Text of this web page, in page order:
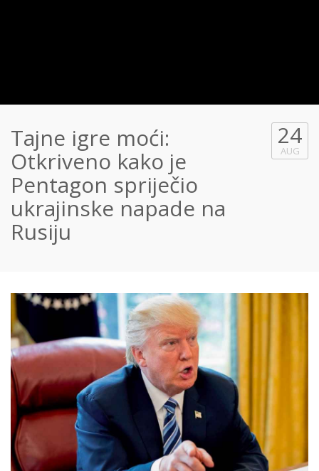
Tajne igre moći:
Otkriveno kako je
Pentagon spriječio
ukrajinske napade na
Rusiju
24
AUG